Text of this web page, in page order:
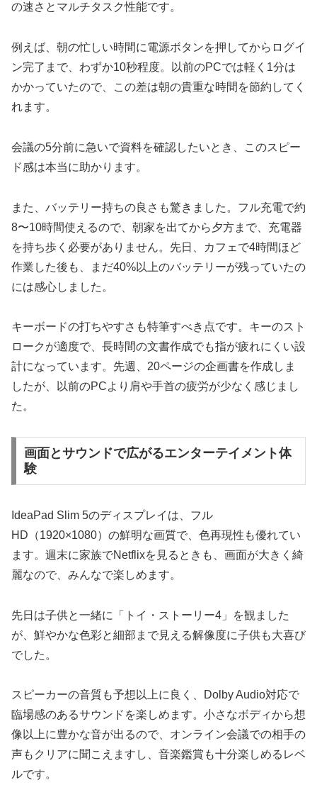
の速さとマルチタスク性能です。
例えば、朝の忙しい時間に電源ボタンを押してからログイ
ン完了まで、わずか10秒程度。以前のPCでは軽く1分は
かかっていたので、この差は朝の貴重な時間を節約してく
れます。
会議の5分前に急いで資料を確認したいとき、このスピー
ド感は本当に助かります。
また、バッテリー持ちの良さも驚きました。フル充電で約
8〜10時間使えるので、朝家を出てから夕方まで、充電器
を持ち歩く必要がありません。先日、カフェで4時間ほど
作業した後も、まだ40%以上のバッテリーが残っていたの
には感心しました。
キーボードの打ちやすさも特筆すべき点です。キーのスト
ロークが適度で、長時間の文書作成でも指が疲れにくい設
計になっています。先週、20ページの企画書を作成しま
したが、以前のPCより肩や手首の疲労が少なく感じまし
た。
画面とサウンドで広がるエンターテイメント体
験
IdeaPad Slim 5のディスプレイは、フル
HD（1920×1080）の鮮明な画質で、色再現性も優れてい
ます。週末に家族でNetflixを見るときも、画面が大きく綺
麗なので、みんなで楽しめます。
先日は子供と一緒に「トイ・ストーリー4」を観ました
が、鮮やかな色彩と細部まで見える解像度に子供も大喜び
でした。
スピーカーの音質も予想以上に良く、Dolby Audio対応で
臨場感のあるサウンドを楽しめます。小さなボディから想
像以上に豊かな音が出るので、オンライン会議での相手の
声もクリアに聞こえますし、音楽鑑賞も十分楽しめるレベ
ルです。